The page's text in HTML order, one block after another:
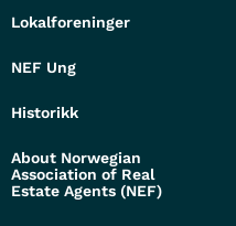
Lokalforeninger
NEF Ung
Historikk
About Norwegian
Association of Real
Estate Agents (NEF)